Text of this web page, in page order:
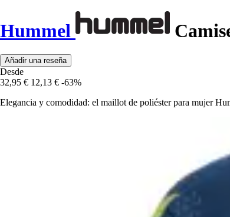
Hummel
Añadir una reseña
Desde
32,95 € 12,13 € -63%
Elegancia y comodidad: el maillot de poliéster para mujer